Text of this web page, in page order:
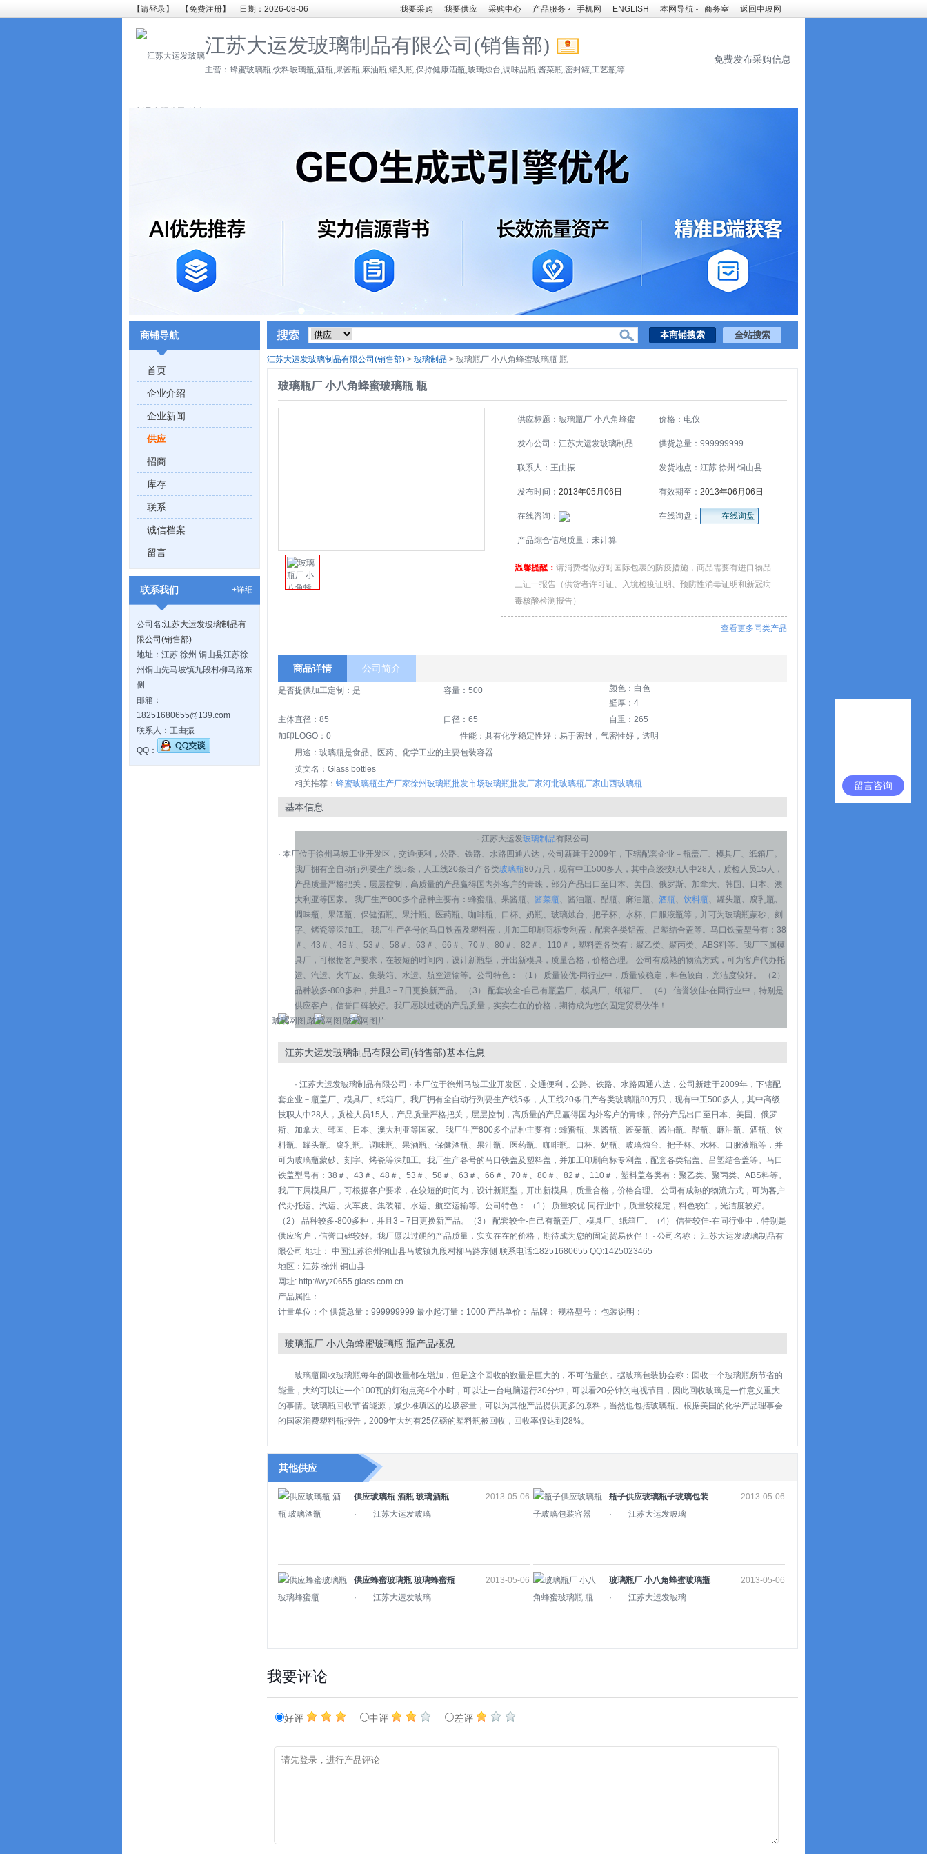
【请登录】 【免费注册】 日期：2026-08-06 我要采购 我要供应 采购中心 产品服务 手机网 ENGLISH 本网导航 商务室 返回中玻网
江苏大运发玻璃制品有限公司(销售部)
主营：蜂蜜玻璃瓶,饮料玻璃瓶,酒瓶,果酱瓶,麻油瓶,罐头瓶,保持健康酒瓶,玻璃烛台,调味品瓶,酱菜瓶,密封罐,工艺瓶等
免费发布采购信息
商铺导航
首页
企业介绍
企业新闻
供应
招商
库存
联系
诚信档案
留言
联系我们 +详细
公司名:江苏大运发玻璃制品有
限公司(销售部)
地址：江苏 徐州 铜山县江苏徐
州铜山先马坡镇九段村柳马路东
侧
邮箱：
18251680655@139.com
联系人：王由振
QQ：
留言咨询
江苏大运发玻璃制品有限公司(销售部) > 玻璃制品 > 玻璃瓶厂 小八角蜂蜜玻璃瓶 瓶
玻璃瓶厂 小八角蜂蜜玻璃瓶 瓶
供应标题：玻璃瓶厂 小八角蜂蜜
玻璃瓶 瓶
价格：电仪
发布公司：江苏大运发玻璃制品
有限公司(销售部)
供货总量：999999999
联系人：王由振 发货地点：江苏 徐州 铜山县
发布时间： 2013年05月06日 有效期至： 2013年06月06日
在线咨询： 在线询盘： 在线询盘
产品综合信息质量：未计算
温馨提醒： 请消费者做好对国际包裹的防疫措施，商品需要有进口物品
三证一报告（供货者许可证、入境检疫证明、预防性消毒证明和新冠病
毒核酸检测报告）
查看更多同类产品
商品详情 公司简介
颜色：白色
是否提供加工定制：是
容量：500
壁厚：4
主体直径：85
口径：65
自重：265
加印LOGO：0
性能：具有化学稳定性好；易于密封，气密性好，透明
用途：玻璃瓶是食品、医药、化学工业的主要包装容器
英文名：Glass bottles
相关推荐： 蜂蜜玻璃瓶生产厂家徐州玻璃瓶批发市场玻璃瓶批发厂家河北玻璃瓶厂家山西玻璃瓶
基本信息
· 江苏大运发玻璃制品有限公司
· 本厂位于徐州马坡工业开发区，交通便利，公路、铁路、水路四通八达，公司新建于2009年，下辖配套企业－瓶盖厂、模具厂、纸箱厂。
我厂拥有全自动行列要生产线5条，人工线20条日产各类玻璃瓶80万只，现有中工500多人，其中高级技职人中28人，质检人员15人，
产品质量严格把关，层层控制，高质量的产品赢得国内外客户的青睐，部分产品出口至日本、美国、俄罗斯、加拿大、韩国、日本、澳
大利亚等国家。 我厂生产800多个品种主要有：蜂蜜瓶、果酱瓶、 酱菜瓶、酱油瓶、醋瓶、麻油瓶、 酒瓶、 饮料瓶、罐头瓶、腐乳瓶、
调味瓶、果酒瓶、保健酒瓶、果汁瓶、医药瓶、咖啡瓶、口杯、奶瓶、玻璃烛台、把子杯、水杯、口服液瓶等，并可为玻璃瓶蒙砂、刻
字、烤瓷等深加工。 我厂生产各号的马口铁盖及塑料盖，并加工印刷商标专利盖，配套各类铝盖、吕塑结合盖等。马口铁盖型号有：38
＃、43＃、48＃、53＃、58＃、63＃、66＃、70＃、80＃、82＃、110＃，塑料盖各类有：聚乙类、聚丙类、ABS料等。我厂下属模
具厂，可根据客户要求，在较短的时间内，设计新瓶型，开出新模具，质量合格，价格合理。 公司有成熟的物流方式，可为客户代办托
运、汽运、火车皮、集装箱、水运、航空运输等。公司特色： （1） 质量较优-同行业中，质量较稳定，料色较白，光洁度较好。 （2）
品种较多-800多种，并且3－7日更换新产品。 （3） 配套较全-自己有瓶盖厂、模具厂、纸箱厂。 （4） 信誉较佳-在同行业中，特别是
供应客户，信誉口碑较好。我厂愿以过硬的产品质量，实实在在的价格，期待成为您的固定贸易伙伴！
江苏大运发玻璃制品有限公司(销售部)基本信息
· 江苏大运发玻璃制品有限公司 · 本厂位于徐州马坡工业开发区，交通便利，公路、铁路、水路四通八达，公司新建于2009年，下辖配
套企业－瓶盖厂、模具厂、纸箱厂。我厂拥有全自动行列要生产线5条，人工线20条日产各类玻璃瓶80万只，现有中工500多人，其中高级
技职人中28人，质检人员15人，产品质量严格把关，层层控制，高质量的产品赢得国内外客户的青睐，部分产品出口至日本、美国、俄罗
斯、加拿大、韩国、日本、澳大利亚等国家。 我厂生产800多个品种主要有：蜂蜜瓶、果酱瓶、酱菜瓶、酱油瓶、醋瓶、麻油瓶、酒瓶、饮
料瓶、罐头瓶、腐乳瓶、调味瓶、果酒瓶、保健酒瓶、果汁瓶、医药瓶、咖啡瓶、口杯、奶瓶、玻璃烛台、把子杯、水杯、口服液瓶等，并
可为玻璃瓶蒙砂、刻字、烤瓷等深加工。我厂生产各号的马口铁盖及塑料盖，并加工印刷商标专利盖，配套各类铝盖、吕塑结合盖等。马口
铁盖型号有：38＃、43＃、48＃、53＃、58＃、63＃、66＃、70＃、80＃、82＃、110＃，塑料盖各类有：聚乙类、聚丙类、ABS料等。
我厂下属模具厂，可根据客户要求，在较短的时间内，设计新瓶型，开出新模具，质量合格，价格合理。 公司有成熟的物流方式，可为客户
代办托运、汽运、火车皮、集装箱、水运、航空运输等。公司特色： （1） 质量较优-同行业中，质量较稳定，料色较白，光洁度较好。
（2） 品种较多-800多种，并且3－7日更换新产品。（3） 配套较全-自己有瓶盖厂、模具厂、纸箱厂。（4） 信誉较佳-在同行业中，特别是
供应客户，信誉口碑较好。我厂愿以过硬的产品质量，实实在在的价格，期待成为您的固定贸易伙伴！ · 公司名称： 江苏大运发玻璃制品有
限公司 地址： 中国江苏徐州铜山县马坡镇九段村柳马路东侧 联系电话:18251680655 QQ:1425023465
地区：江苏 徐州 铜山县
网址: http://wyz0655.glass.com.cn
产品属性：
计量单位：个 供货总量：999999999 最小起订量：1000 产品单价： 品牌： 规格型号： 包装说明：
玻璃瓶厂 小八角蜂蜜玻璃瓶 瓶产品概况
玻璃瓶回收玻璃瓶每年的回收量都在增加，但是这个回收的数量是巨大的，不可估量的。据玻璃包装协会称：回收一个玻璃瓶所节省的
能量，大约可以让一个100瓦的灯泡点亮4个小时，可以让一台电脑运行30分钟，可以看20分钟的电视节目，因此回收玻璃是一件意义重大
的事情。玻璃瓶回收节省能源，减少堆填区的垃圾容量，可以为其他产品提供更多的原料，当然也包括玻璃瓶。根据美国的化学产品理事会
的国家消费塑料瓶报告，2009年大约有25亿磅的塑料瓶被回收，回收率仅达到28%。
其他供应
供应玻璃瓶 酒瓶 玻璃酒瓶
· 江苏大运发玻璃
2013-05-06
瓶子供应玻璃瓶子玻璃包装
容器
· 江苏大运发玻璃
2013-05-06
供应蜂蜜玻璃瓶 玻璃蜂蜜瓶
· 江苏大运发玻璃
2013-05-06
玻璃瓶厂 小八角蜂蜜玻璃瓶
瓶· 江苏大运发玻璃
2013-05-06
我要评论
好评 中评 差评